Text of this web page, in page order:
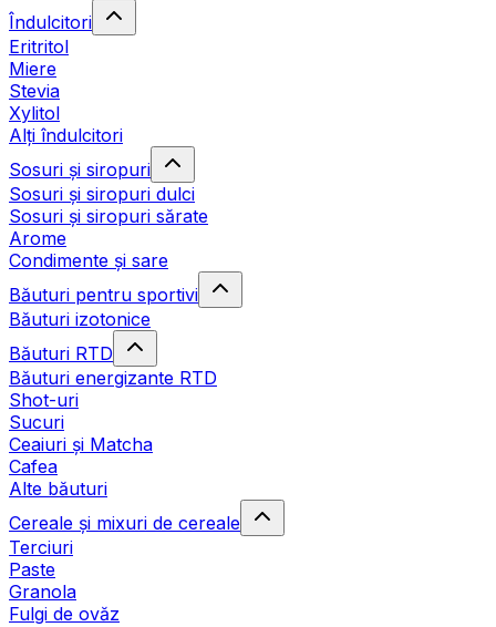
Îndulcitori
Eritritol
Miere
Stevia
Xylitol
Alți îndulcitori
Sosuri și siropuri
Sosuri și siropuri dulci
Sosuri și siropuri sărate
Arome
Condimente și sare
Băuturi pentru sportivi
Băuturi izotonice
Băuturi RTD
Băuturi energizante RTD
Shot-uri
Sucuri
Ceaiuri și Matcha
Cafea
Alte băuturi
Cereale și mixuri de cereale
Terciuri
Paste
Granola
Fulgi de ovăz